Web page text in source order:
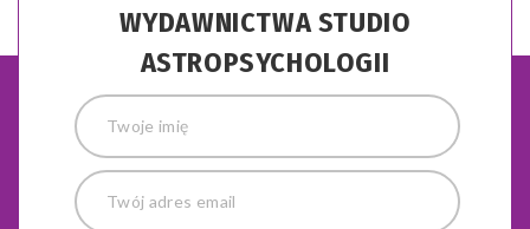
WYDAWNICTWA STUDIO
ASTROPSYCHOLOGII